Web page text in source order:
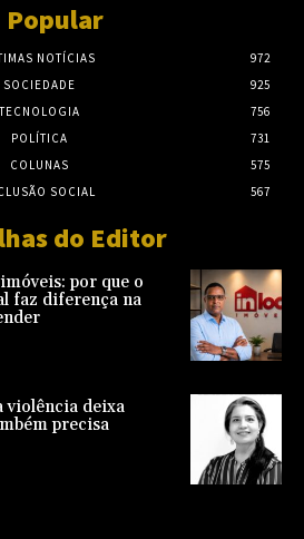
Popular
NOTÍCIAS
972
SOCIEDADE
925
756
POLÍTICA
731
COLUNAS
575
SOCIAL
567
do Editor
por que o
faz diferença na
violência deixa
precisa